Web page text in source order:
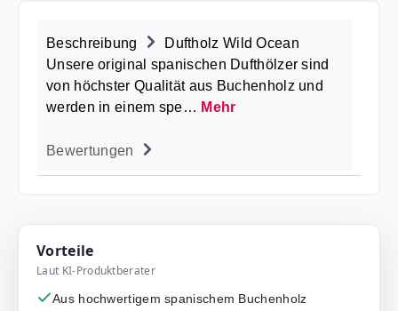
Beschreibung
Duftholz Wild Ocean
Unsere original spanischen Dufthölzer sind
von höchster Qualität aus Buchenholz und
werden in einem spe… Mehr
Bewertungen
Vorteile
Laut KI-Produktberater
Aus hochwertigem spanischem Buchenholz